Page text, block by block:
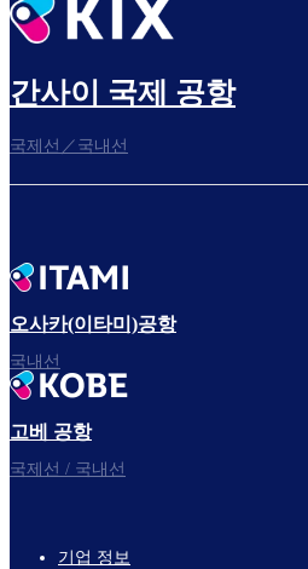
간사이 국제 공항
국제선／국내선
오사카(이타미)공항
국내선
고베 공항
국제선 / 국내선
기업 정보